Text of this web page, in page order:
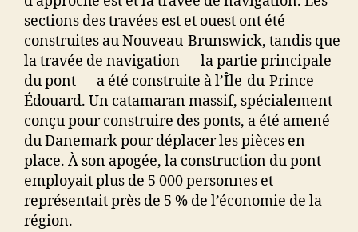
sections des travées est et ouest ont été
construites au Nouveau-Brunswick, tandis que
la travée de navigation — la partie principale
du pont — a été construite à l’Île-du-Prince-
Édouard. Un catamaran massif, spécialement
conçu pour construire des ponts, a été amené
du Danemark pour déplacer les pièces en
place. À son apogée, la construction du pont
employait plus de 5 000 personnes et
représentait près de 5 % de l’économie de la
région.